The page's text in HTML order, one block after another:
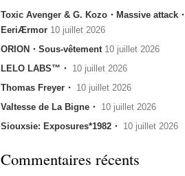
Toxic Avenger & G. Kozo・Massive attack・
EeriÆrmor 10 juillet 2026
ORION・Sous-vêtement 10 juillet 2026
LELO LABS™・ 10 juillet 2026
Thomas Freyer・ 10 juillet 2026
Valtesse de La Bigne・ 10 juillet 2026
Siouxsie: Exposures*1982・ 10 juillet 2026
Commentaires récents